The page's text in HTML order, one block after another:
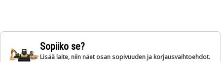
Sopiiko se?
Lisää laite, niin näet osan sopivuuden ja korjausvaihtoehdot.